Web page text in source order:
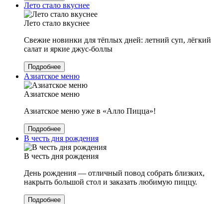
Лето стало вкуснее
Лето стало вкуснее
Свежие новинки для тёплых дней: летний суп, лёгкий
салат и яркие джус-боллы
Подробнее
Азиатское меню
Азиатское меню
Азиатское меню уже в «Алло Пицца»!
Подробнее
В честь дня рождения
В честь дня рождения
День рождения — отличный повод собрать близких,
накрыть большой стол и заказать любимую пиццу.
Подробнее